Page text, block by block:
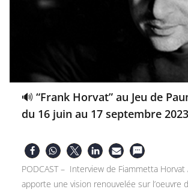
🔊 “Frank Horvat” au Jeu de
du 16 juin au 17 septembre 2023
PODCAST – Interview de Fiammetta Horvat
apporte une vision renouvelée sur l’oeuvre